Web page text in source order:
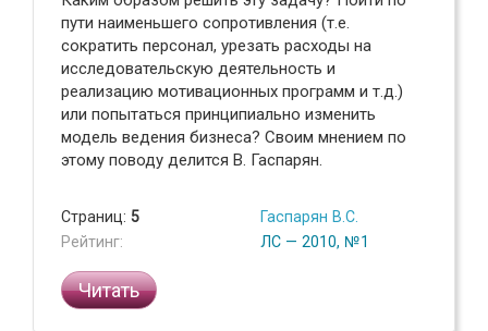
пути наименьшего сопротивления (т.е.
сократить персонал, урезать расходы на
исследовательскую деятельность и
реализацию мотивационных программ и т.д.)
или попытаться принципиально изменить
модель ведения бизнеса? Своим мнением по
этому поводу делится В. Гаспарян.
Страниц: 5
Рейтинг:
Гаспарян В.С.
ЛС — 2010, №1
Читать